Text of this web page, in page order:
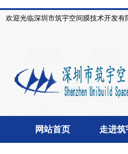
欢迎光临深圳市筑宇空间膜技术开发有
网站首页 走进筑